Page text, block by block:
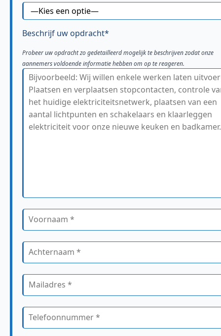
Beschrijf uw opdracht*
Probeer uw opdracht zo gedetailleerd mogelijk te beschrijven zodat onze
aannemers voldoende informatie hebben om op te reageren.